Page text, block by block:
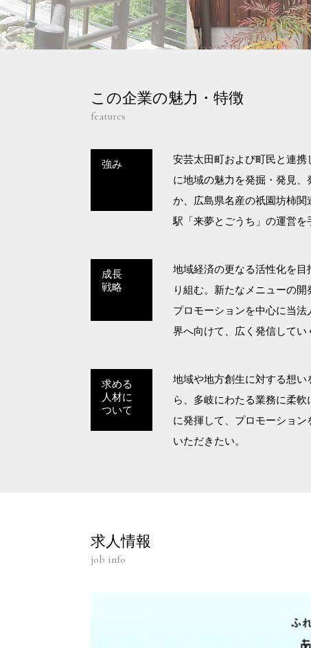
この企業の魅力・特徴
features
強み
安芸太田町および町民と連
に地域の魅力を発掘・発見
か、広島県名産の祇園坊柿
駅「来夢とごうち」の運営を
成長
戦略
地域経済の更なる活性化を
り組む。新たなメニューの
プロモーションを中心に当
界へ向けて、広く発信してい
求める
人材に
ついて
地域や地方創生に対する想
ら、多岐にわたる業務に柔
に発揮して、プロモーショ
いただきたい。
求人情報
job info